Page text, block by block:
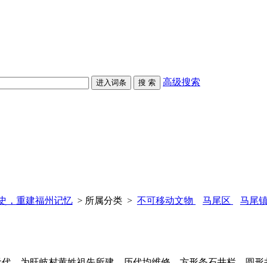
高级搜索
，重建福州记忆 > 所属分类 > 不可移动文物 马尾区 马尾